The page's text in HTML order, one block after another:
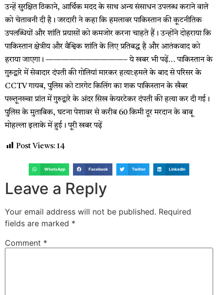
उन्हें सुरक्षित ठिकाने, आर्थिक मदद के साथ अन्य संसाधन उपलब्ध कराने वाले
को चेतावनी दी है। जरदारी ने कहा कि हमलावर पाकिस्तान की कूटनीतिक
उपलब्धियों और शांति प्रयासों को कमजोर करना चाहते हैं। उन्होंने दोहराया कि
पाकिस्तान क्षेत्रीय और वैश्विक शांति के लिए प्रतिबद्ध है और आतंकवाद को
हराया जाएगा। ——————————– ये खबर भी पढ़ें… पाकिस्तान के
गुरुद्वारे में सेवादार दंपती की गोलियां मारकर हत्या:हमले के बाद से परिसर के
CCTV गायब, पुलिस को टारगेट किलिंग का शक पाकिस्तान के खैबर
पख्तूनख्वा प्रांत में गुरुद्वारे के अंदर सिख केयरटेकर दंपती की हत्या कर दी गई।
पुलिस के मुताबिक, घटना पेशावर से करीब 60 किमी दूर मरदान के बाबू
मोहल्ला इलाके में हुई। पूरी खबर पढ़ें
Post Views: 14
WhatsApp Facebook Twitter LinkedIn
Leave a Reply
Your email address will not be published. Required
fields are marked *
Comment *